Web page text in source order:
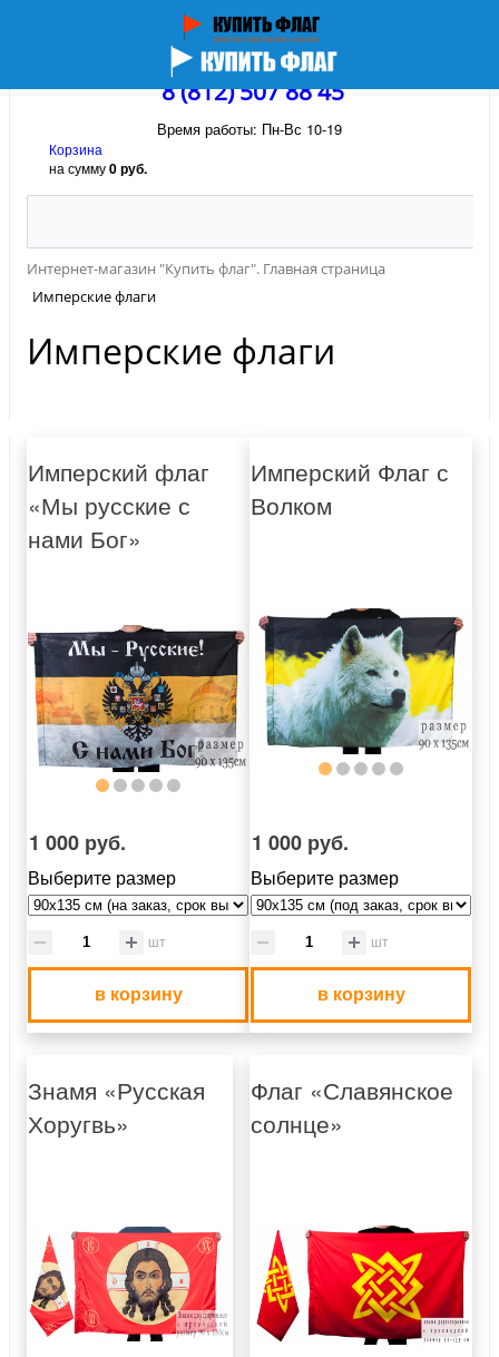
8 (812) 507 88 45
Время работы: Пн-Вс 10-19
Корзина
на сумму0 руб.
Интернет-магазин "Купить флаг". Главная страница
Имперские флаги
Имперские флаги
Имперский флаг
«Мы русские с
нами Бог»
1 000 руб.
Выберите размер
шт
в корзину
Имперский Флаг с
Волком
1 000 руб.
Выберите размер
шт
в корзину
Знамя «Русская
Хоругвь»
Флаг «Славянское
солнце»